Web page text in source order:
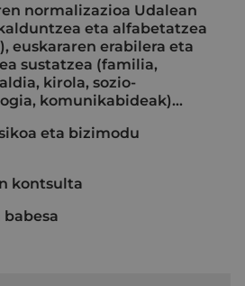
normalizazioa Udalean
eta alfabetatzea
euskararen erabilera eta
sustatzea (familia,
kirola, sozio-
komunikabideak)…
eta bizimodu
kontsulta